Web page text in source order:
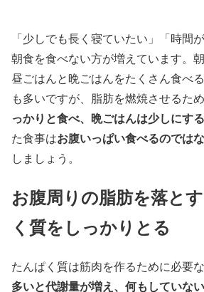
「少しでも長く寝ていたい」「時間
朝食を食べない方が増えています。
昼ごはんと晩ごはんをたくさん食べ
も多いですが、脂肪を燃焼させるため
っかりと食べ、晩ごはんは少しにす
た食事はお腹いっぱい食べるのでは
しましょう。
お腹周りの脂肪を落と
く質をしっかりとる
たんぱく質は筋肉を作るために必要な
多いと代謝量が増え、何もしていな